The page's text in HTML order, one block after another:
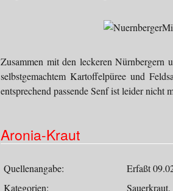
Zusammen mit den leckeren Nürnbergern
selbstgemachtem Kartoffelpüree und
entsprechend passende Senf ist leider nicht
Aronia-Kraut
Quellenangabe:
Erfaßt
Kategorien: